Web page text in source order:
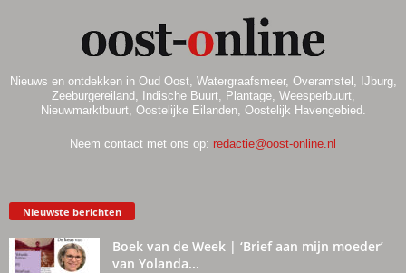
Nieuws en ontdekken in Oud Oost, Watergraafsmeer, Overamstel, IJburg,
Zeeburgereiland, Indische Buurt, Plantage, Weesperbuurt,
Nieuwmarktbuurt, Oostelijke Eilanden, Oostelijk Havengebied.
Neem contact met ons op: redactie@oost-online.nl
Nieuwste berichten
Boek van de Week | ‘Brief aan mijn moeder’
van Yolanda...